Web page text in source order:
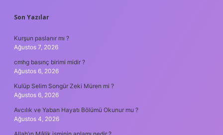
SIDEBAR
Son Yazılar
Kurşun paslanır mı ?
Ağustos 7, 2026
cmhg basınç birimi midir ?
Ağustos 6, 2026
Kulüp Selim Songür Zeki Müren mi ?
Ağustos 6, 2026
Avcılık ve Yaban Hayatı Bölümü Okunur mu ?
Ağustos 4, 2026